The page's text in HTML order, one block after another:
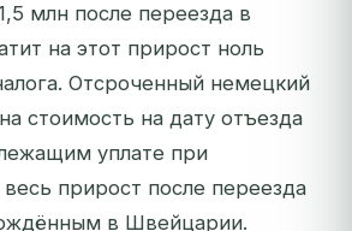
млн после переезда в
на этот прирост ноль
. Отсроченный немецкий
стоимость на дату отъезда
уплате при
прирост после переезда
в Швейцарии.